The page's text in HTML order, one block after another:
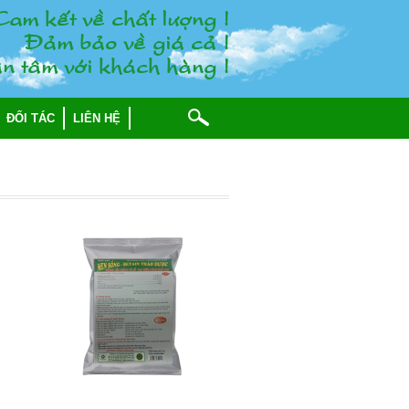
keát veà chaát löôïng !
Ñaûm baûo veà giaù caû !
taâm vôùi khaùch haøng !
ĐỐI TÁC LIÊN HỆ